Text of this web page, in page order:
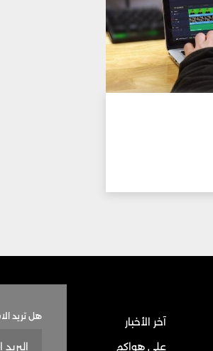
آخر الأخبار
على هواكم
هل تريد